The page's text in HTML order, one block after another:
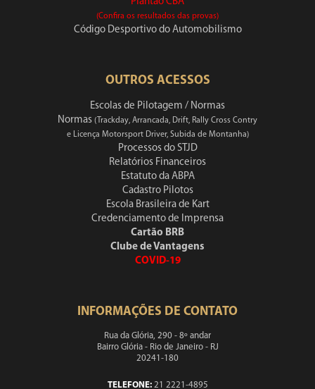
(Confira os resultados das provas)
Código Desportivo do Automobilismo
OUTROS ACESSOS
Escolas de Pilotagem / Normas
Normas (Trackday, Arrancada, Drift, Rally Cross Contry
e Licença Motorsport Driver, Subida de Montanha)
Processos do STJD
Relatórios Financeiros
Estatuto da ABPA
Cadastro Pilotos
Escola Brasileira de Kart
Credenciamento de Imprensa
Cartão BRB
Clube de Vantagens
COVID-19
INFORMAÇÕES DE CONTATO
Rua da Glória, 290 - 8º andar
Bairro Glória - Rio de Janeiro - RJ
20241-180
TELEFONE:21 2221-4895